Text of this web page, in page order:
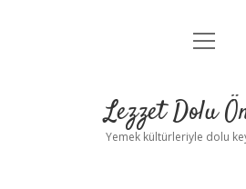
Anasayfa
Yasal Uyarı
menüyü
Lezzet Dolu
Yemek kültürleriyle dolu